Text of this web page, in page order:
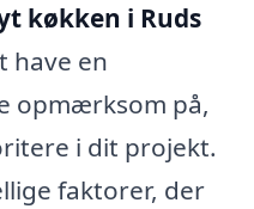
køkken i Ruds
have en
opmærksom på,
i dit projekt.
faktorer, der